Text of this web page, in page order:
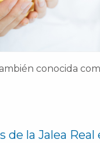
conocida
de la Jalea Real